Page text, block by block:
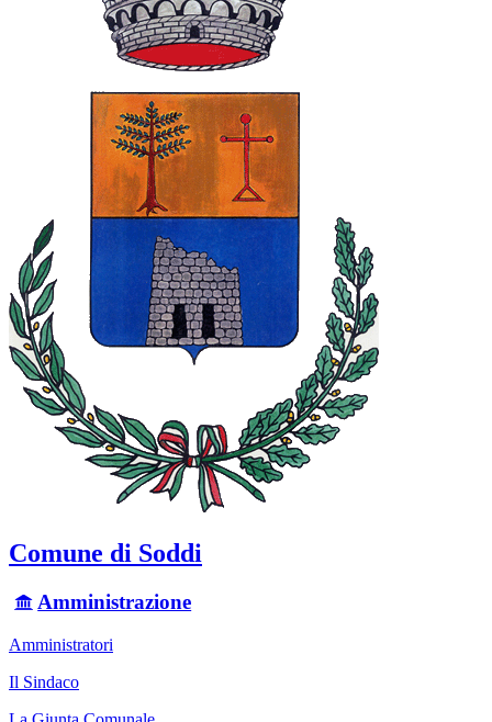
Comune di Soddi
Amministrazione
Amministratori
Il Sindaco